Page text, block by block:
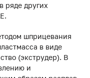
ряде других
шприцевания
в виде
(экструдер). В
и